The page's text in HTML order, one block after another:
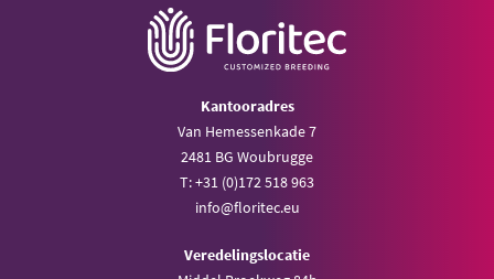
Kantooradres
Van Hemessenkade 7
2481 BG Woubrugge
T: +31 (0)172 518 963
info@floritec.eu
Veredelingslocatie